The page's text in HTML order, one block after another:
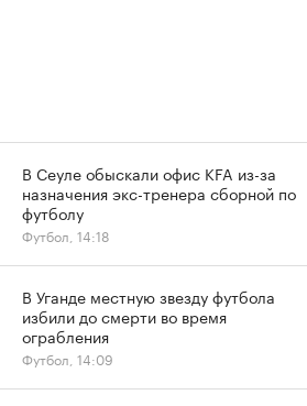
В Сеуле обыскали офис KFA из-за
назначения экс-тренера сборной по
футболу
Футбол, 14:18
В Уганде местную звезду футбола
избили до смерти во время
ограбления
Футбол, 14:09